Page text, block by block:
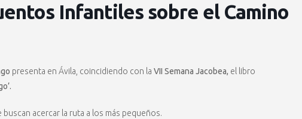
Infantiles sobre el Camino
presenta en Ávila, coincidiendo con la VII Semana Jacobea, el libro
acercar la ruta a los más pequeños.